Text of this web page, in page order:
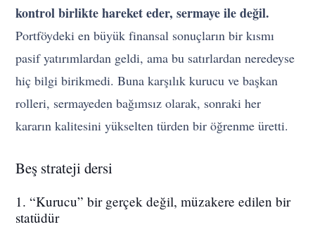
kontrol birlikte hareket eder, sermaye ile değil.
Portföydeki en büyük finansal sonuçların bir kısmı
pasif yatırımlardan geldi, ama bu satırlardan neredeyse
hiç bilgi birikmedi. Buna karşılık kurucu ve başkan
rolleri, sermayeden bağımsız olarak, sonraki her
kararın kalitesini yükselten türden bir öğrenme üretti.
Beş strateji dersi
1. “Kurucu” bir gerçek değil, müzakere edilen bir
statüdür